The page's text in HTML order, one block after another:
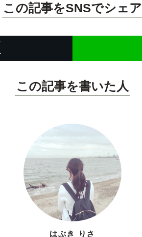
この記事をSNSでシェア
この記事を書いた人
はぶき りさ